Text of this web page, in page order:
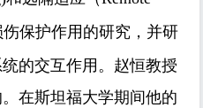
保护作用的研究，并研
的交互作用。赵恒教授
在斯坦福大学期间他的